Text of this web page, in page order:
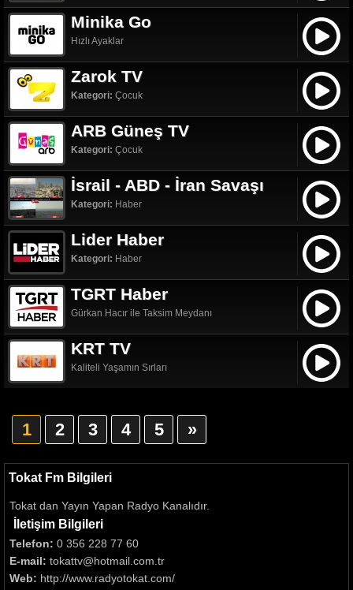
Minika Go
Hızlı Ayaklar
Zarok TV
Kategori: Çocuk
ARB Güneş TV
Kategori: Çocuk
İsrail - ABD - İran Savaşı
Kategori: Haber
Lider Haber
Kategori: Haber
TGRT Haber
Gürkan Hacır ile Taksim Meydanı
KRT TV
Kaliteli Yaşamın Sırları
1 2 3 4 5 »
Tokat Fm Bilgileri
Tokat dan Yayın Yapan Radyo Kanalıdır.
İletişim Bilgileri
Telefon: 0 356 228 77 60
E-mail: tokattv@hotmail.com.tr
Web: http://www.radyotokat.com/